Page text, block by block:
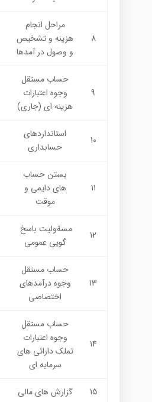
8
مراحل انجام
هزينه و تشخيص
و وصول در آمدها
9
حساب مستقل
وجوه اعتبارات
هزينه اي (جاري)
10
استانداردهاي
حسابداري
11
بستن حساب
هاي دايمي و
موقت
12
مسةوليت باسخ
گويي عمومي
13
حساب مستقل
وجوه درآمدهاي
اختصاصي
14
حساب مستقل
وجوه اعتبارات
تملك دارائي هاي
سرمايه اي
15 گزارش هاي مالي